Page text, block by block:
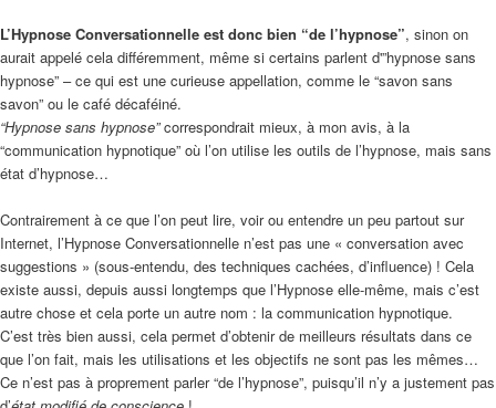
L’Hypnose Conversationnelle est donc bien “de l’hypnose”, sinon on
aurait appelé cela différemment, même si certains parlent d'”hypnose sans
hypnose” – ce qui est une curieuse appellation, comme le “savon sans
savon” ou le café décaféiné.
“Hypnose sans hypnose”correspondrait mieux, à mon avis, à la
“communication hypnotique” où l’on utilise les outils de l’hypnose, mais sans
état d’hypnose…
Contrairement à ce que l’on peut lire, voir ou entendre un peu partout sur
Internet, l’Hypnose Conversationnelle n’est pas une « conversation avec
suggestions » (sous-entendu, des techniques cachées, d’influence) ! Cela
existe aussi, depuis aussi longtemps que l’Hypnose elle-même, mais c’est
autre chose et cela porte un autre nom : la communication hypnotique.
C’est très bien aussi, cela permet d’obtenir de meilleurs résultats dans ce
que l’on fait, mais les utilisations et les objectifs ne sont pas les mêmes…
Ce n’est pas à proprement parler “de l’hypnose”, puisqu’il n’y a justement pas